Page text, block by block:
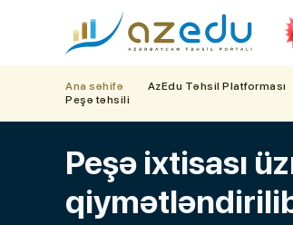
Ana səhifə AzEdu Təhsil Platforması
Peşə təhsili
Peşə ixtisası